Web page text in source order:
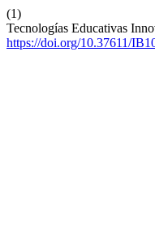
(1)
Tecnologías Educativas
https://doi.org/10.37611/